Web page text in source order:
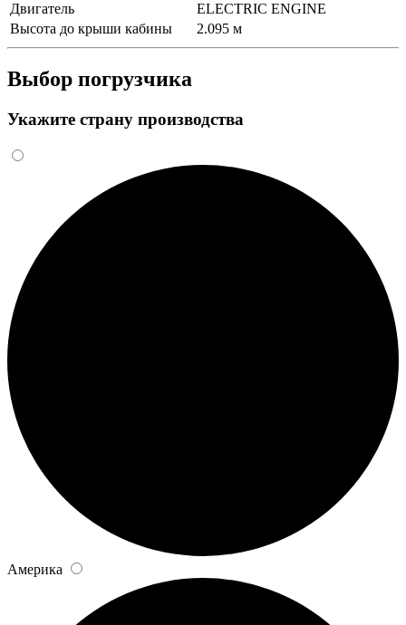
Двигатель
ELECTRIC ENGINE
Высота до крыши кабины
2.095 м
Выбор погрузчика
Укажите страну производства
Америка